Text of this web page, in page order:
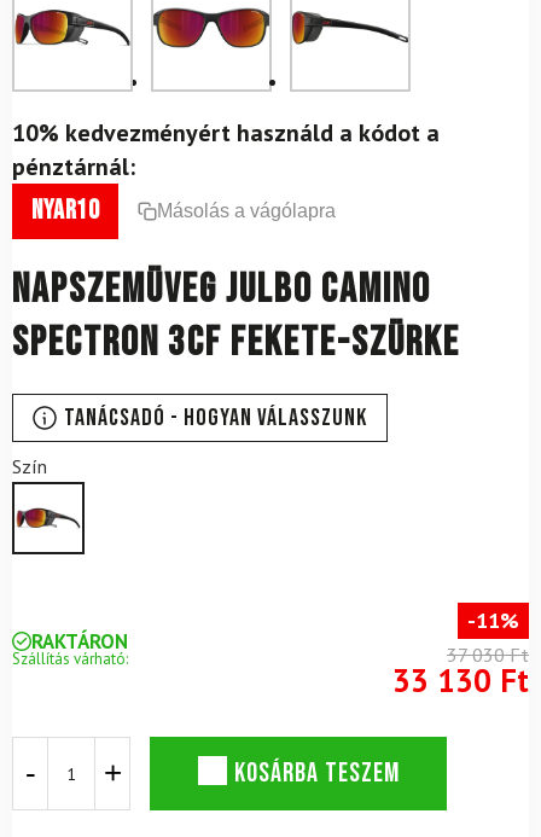
10% kedvezményért használd a kódot a
pénztárnál:
nyar10 Másolás a vágólapra
Napszemüveg JULBO Camino
Spectron 3CF Fekete-szürke
Tanácsadó - Hogyan válasszunk
Szín
RAKTÁRON
Szállítás várható:
-11%
37 030 Ft
33 130 Ft
JULBO
KOSÁRBA TESZEM